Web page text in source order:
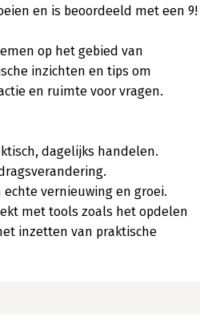
en is beoordeeld met een 9!
op het gebied van
inzichten en tips om
en ruimte voor vragen.
dagelijks handelen.
vernieuwing en groei.
met tools zoals het opdelen
inzetten van praktische